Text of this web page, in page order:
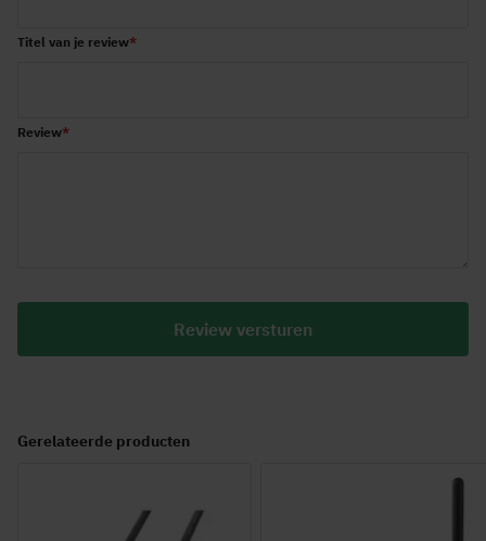
Titel van je review
Review
Review versturen
Gerelateerde producten